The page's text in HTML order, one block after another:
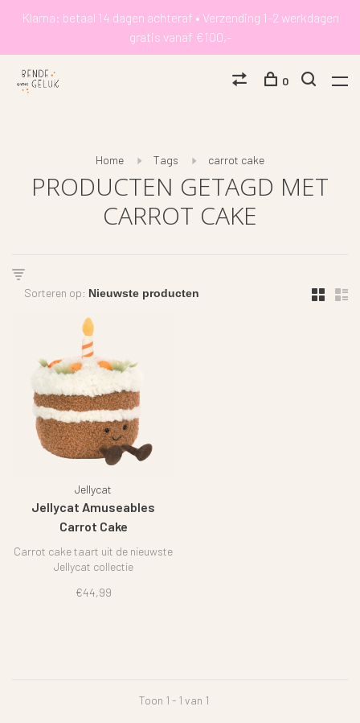
Klarna: betaal 14 dagen achteraf • Verzending 1-2 werkdagen
gratis vanaf €100,-
0
Home Tags carrot cake
PRODUCTEN GETAGD MET
CARROT CAKE
Sorteren op:
Jellycat
Jellycat Amuseables
Carrot Cake
Carrot cake taart uit de nieuwste
Jellycat collectie
€44,99
Toon 1 - 1 van 1